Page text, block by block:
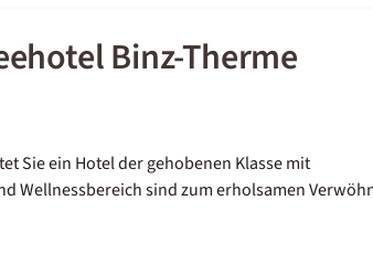
Binz-Therme
Sie ein Hotel der gehobenen Klasse mit
Wellnessbereich sind zum erholsamen